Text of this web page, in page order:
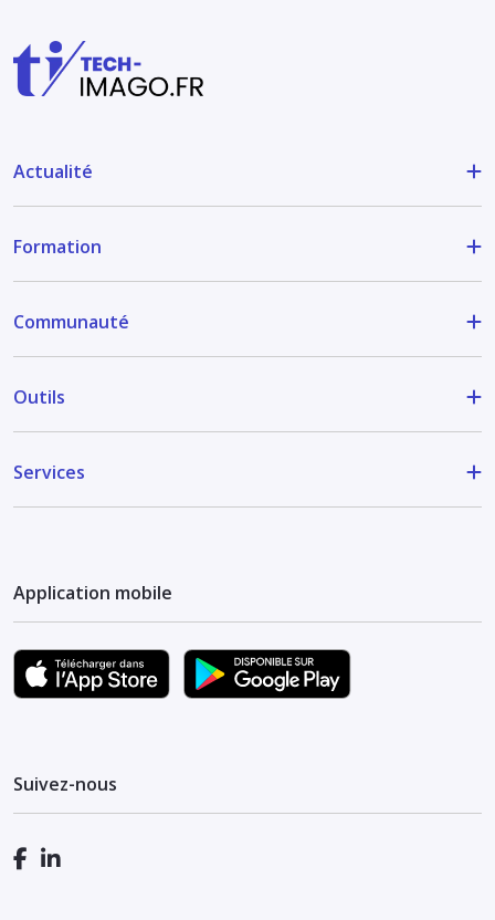
Actualité
Formation
Communauté
Outils
Services
Application mobile
Suivez-nous